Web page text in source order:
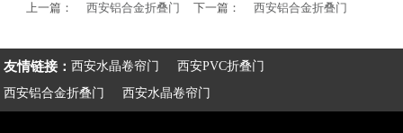
上一篇： 西安铝合金折叠门 下一篇： 西安铝合金折叠门
友情链接：西安水晶卷帘门
西安PVC折叠门
西安铝合金折叠门
西安水晶卷帘门